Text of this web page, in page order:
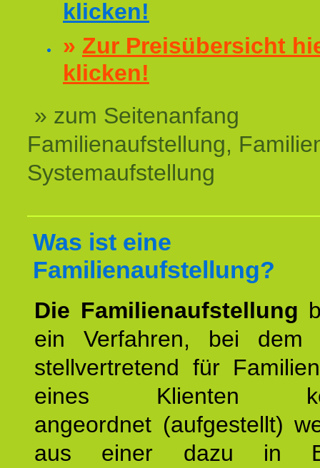
klicken!
» Zur Preisübersicht
klicken!
» zum Seitenanfang
Familienaufstellung,
Systemaufstellung
Was ist eine
Familienaufstellung?
Die Familienaufstellung
ein Verfahren, bei dem
stellvertretend für
eines Klienten
angeordnet (aufgestellt)
aus einer dazu in